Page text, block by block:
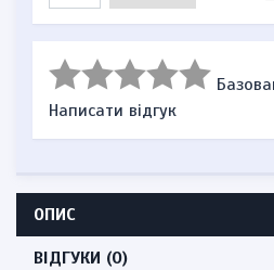
Написати відгук
ОПИС
ВІДГУКИ (0)